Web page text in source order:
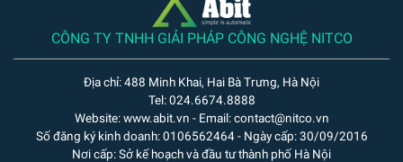
CÔNG TY TNHH GIẢI PHÁP CÔNG NGHỆ NITCO
Địa chỉ: 488 Minh Khai, Hai Bà Trưng, Hà Nội
Tel: 024.6674.8888
Website: www.abit.vn - Email: contact@nitco.vn
Số đăng ký kinh doanh: 0106562464 - Ngày cấp: 30/09/2016
Nơi cấp: Sở kế hoạch và đầu tư thành phố Hà Nội